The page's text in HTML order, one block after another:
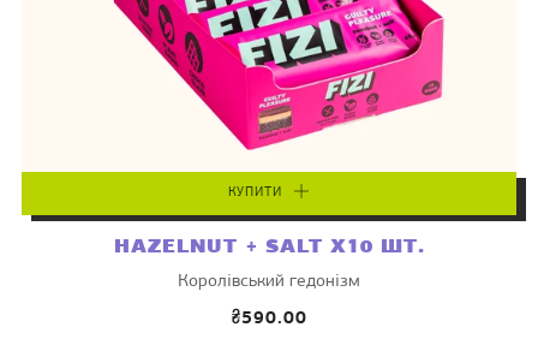
КУПИТИ
HAZELNUT + SALT X10 ШТ.
Королівський гедонізм
₴590.00